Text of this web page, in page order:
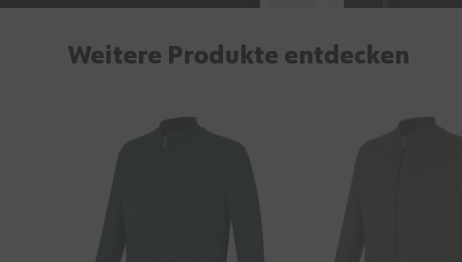
Weitere Produkte entdecken